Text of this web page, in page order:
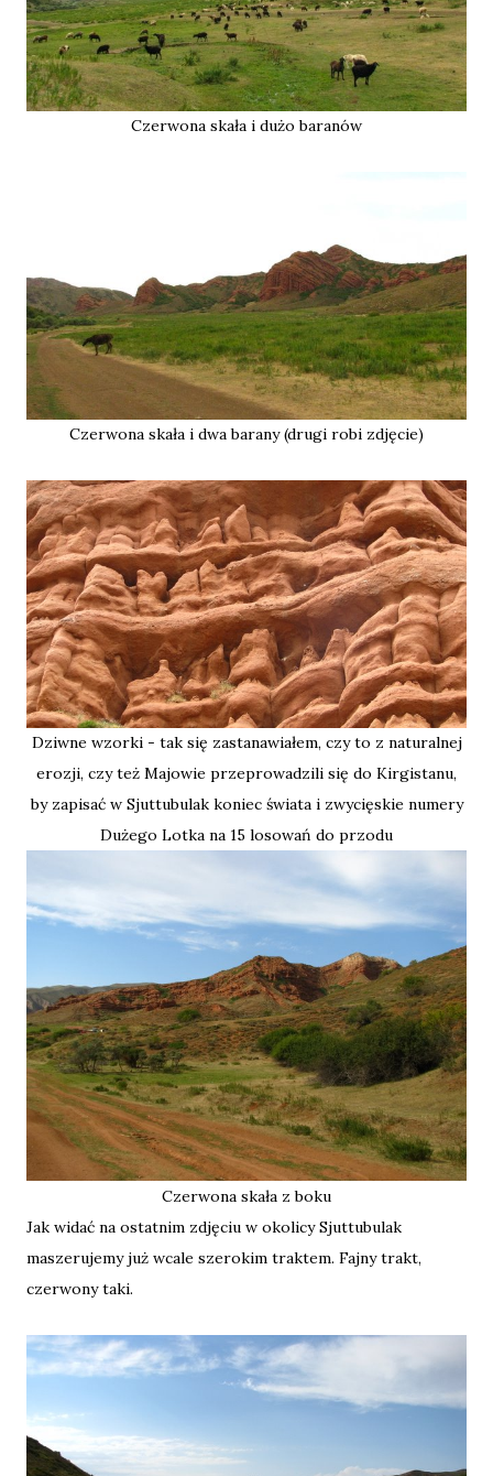
Czerwona skała i dużo baranów
Czerwona skała i dwa barany (drugi robi zdjęcie)
Dziwne wzorki - tak się zastanawiałem, czy to z naturalnej
erozji, czy też Majowie przeprowadzili się do Kirgistanu,
by zapisać w Sjuttubulak koniec świata i zwycięskie numery
Dużego Lotka na 15 losowań do przodu
Czerwona skała z boku
Jak widać na ostatnim zdjęciu w okolicy Sjuttubulak
maszerujemy już wcale szerokim traktem. Fajny trakt,
czerwony taki.